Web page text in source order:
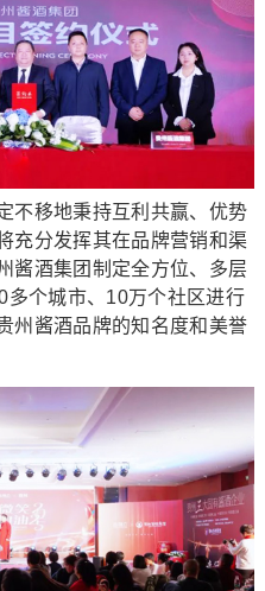
移地秉持互利共赢、优势
充分发挥其在品牌营销和渠
酱酒集团制定全方位、多层
多个城市、10万个社区进行
州酱酒品牌的知名度和美誉